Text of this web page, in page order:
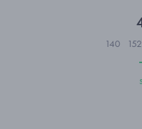
140 152